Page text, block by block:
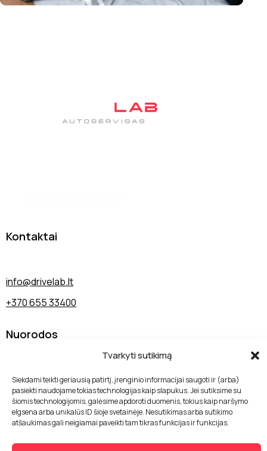
Tvarkyti sutikimą
Siekdami teikti geriausią patirtį, įrenginio informacijai saugoti ir (arba)
pasiekti naudojame tokias technologijas kaip slapukus. Jei sutiksime su
šiomis technologijomis, galėsime apdoroti duomenis, tokius kaip naršymo
elgsena arba unikalūs ID šioje svetainėje. Nesutikimas arba sutikimo
atšaukimas gali neigiamai paveikti tam tikras funkcijas ir funkcijas.
Kontaktai
info@drivelab.lt
+370 655 33400
Nuorodos
Apie mus
Kontaktai
Privatumo politika